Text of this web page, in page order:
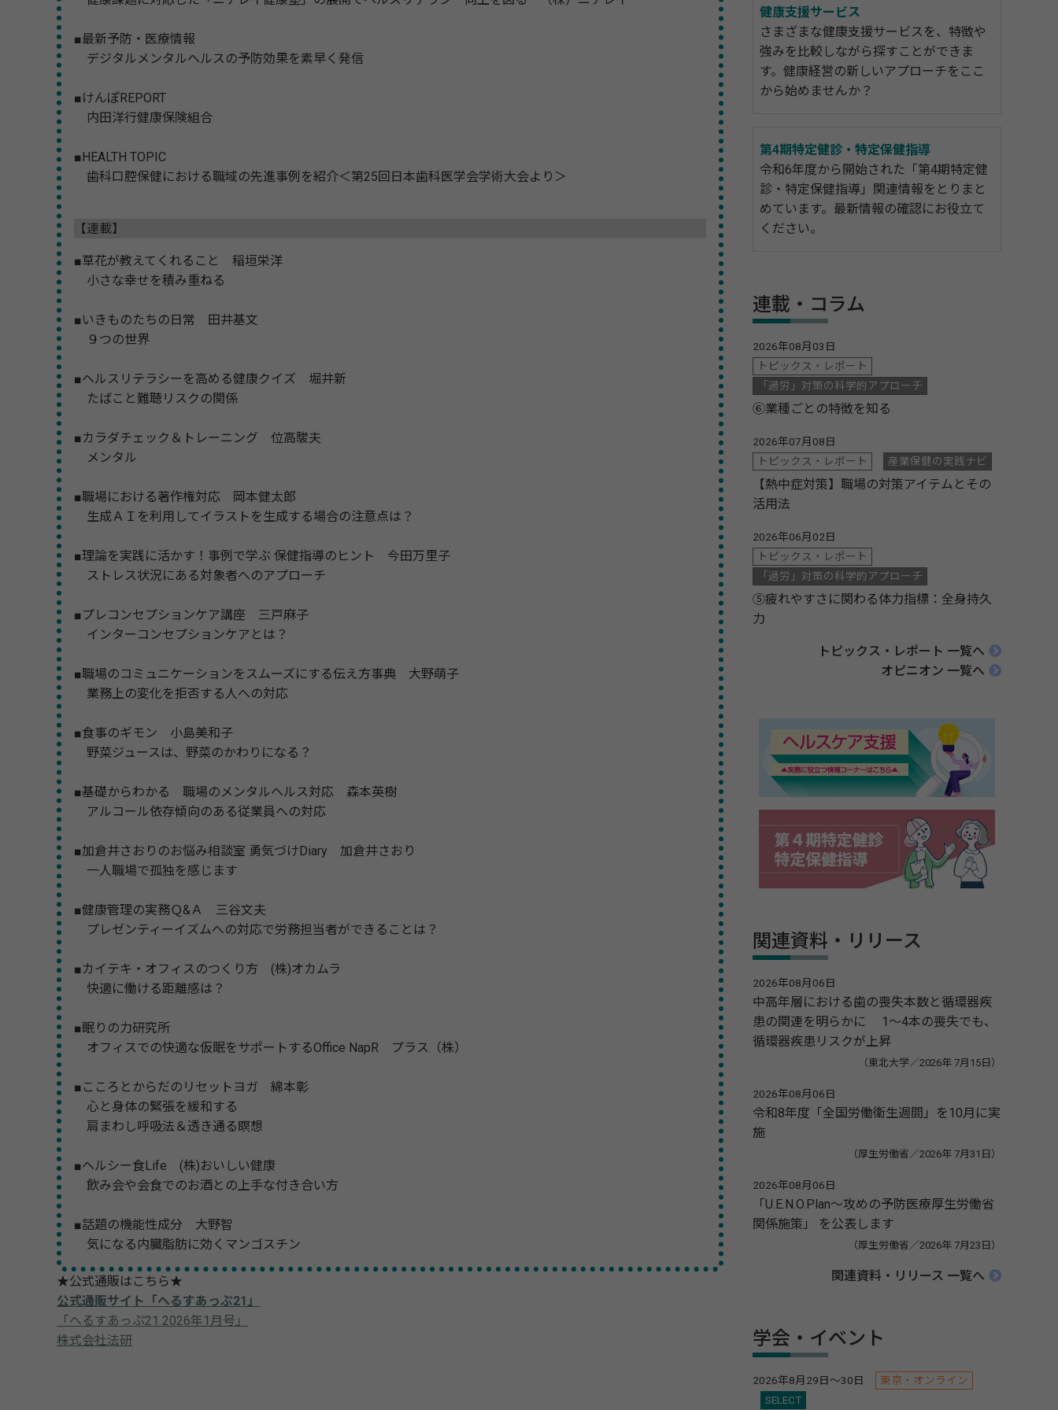
■最新予防・医療情報
デジタルメンタルヘルスの予防効果を素早く発信
■けんぽREPORT
内田洋行健康保険組合
■HEALTH TOPIC
歯科口腔保健における職域の先進事例を紹介＜第25回日本歯科医学会学術大会より＞
【連載】
■草花が教えてくれること 稲垣栄洋
小さな幸せを積み重ねる
■いきものたちの日常 田井基文
９つの世界
■ヘルスリテラシーを高める健康クイズ 堀井新
たばこと難聴リスクの関係
■カラダチェック＆トレーニング 位高駿夫
メンタル
■職場における著作権対応 岡本健太郎
生成ＡＩを利用してイラストを生成する場合の注意点は？
■理論を実践に活かす！事例で学ぶ 保健指導のヒント 今田万里子
ストレス状況にある対象者へのアプローチ
■プレコンセプションケア講座 三戸麻子
インターコンセプションケアとは？
■職場のコミュニケーションをスムーズにする伝え方事典 大野萌子
業務上の変化を拒否する人への対応
■食事のギモン 小島美和子
野菜ジュースは、野菜のかわりになる？
■基礎からわかる 職場のメンタルヘルス対応 森本英樹
アルコール依存傾向のある従業員への対応
■加倉井さおりのお悩み相談室 勇気づけDiary 加倉井さおり
一人職場で孤独を感じます
■健康管理の実務Ｑ&Ａ 三谷文夫
プレゼンティーイズムへの対応で労務担当者ができることは？
■カイテキ・オフィスのつくり方 (株)オカムラ
快適に働ける距離感は？
■眠りの力研究所
オフィスでの快適な仮眠をサポートするOffice NapR プラス（株）
■こころとからだのリセットヨガ 綿本彰
心と身体の緊張を緩和する
肩まわし呼吸法＆透き通る瞑想
■ヘルシー食Life (株)おいしい健康
飲み会や会食でのお酒との上手な付き合い方
■話題の機能性成分 大野智
気になる内臓脂肪に効くマンゴスチン
★公式通販はこちら★
公式通販サイト「へるすあっぷ21」
「へるすあっぷ21 2026年1月号」
株式会社法研
健康支援サービス
さまざまな健康支援サービスを、特徴や
強みを比較しながら探すことができま
す。健康経営の新しいアプローチをここ
から始めませんか？
第4期特定健診・特定保健指導
令和6年度から開始された「第4期特定健
診・特定保健指導」関連情報をとりまと
めています。最新情報の確認にお役立て
ください。
連載・コラム
2026年08月03日
トピックス・レポート
「過労」対策の科学的アプローチ
⑥業種ごとの特徴を知る
2026年07月08日
トピックス・レポート
産業保健の実践ナビ
【熱中症対策】職場の対策アイテムとその
活用法
2026年06月02日
トピックス・レポート
「過労」対策の科学的アプローチ
⑤疲れやすさに関わる体力指標：全身持久
力
トピックス・レポート 一覧へ
オピニオン 一覧へ
関連資料・リリース
2026年08月06日
中高年層における歯の喪失本数と循環器疾
患の関連を明らかに 1～4本の喪失でも、
循環器疾患リスクが上昇
（東北大学／2026年 7月15日）
2026年08月06日
令和8年度「全国労働衛生週間」を10月に実
施
（厚生労働省／2026年 7月31日）
2026年08月06日
「U.E.N.O.Plan～攻めの予防医療厚生労働省
関係施策」 を公表します
（厚生労働省／2026年 7月23日）
関連資料・リリース 一覧へ
学会・イベント
2026年8月29日～30日
東京・オンライン
SELECT